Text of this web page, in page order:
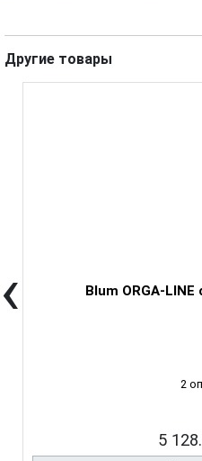
Другие товары
Blum ORGA-
2
5
‹